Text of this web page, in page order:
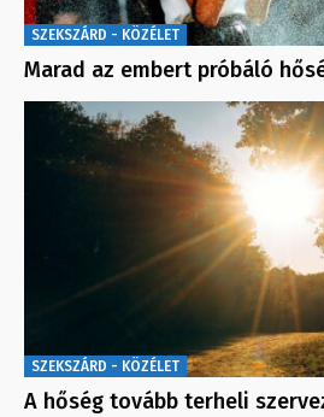
SZEKSZÁRD - KÖZÉLET
Marad az embert próbáló
SZEKSZÁRD - KÖZÉLET
A hőség tovább terheli